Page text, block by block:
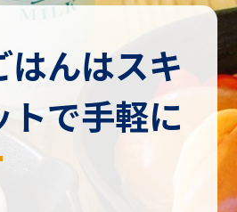
はんはスキ
トで手軽に